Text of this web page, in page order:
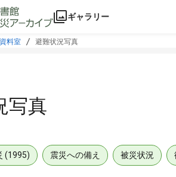
ギャラリー
料室 避難状況写真
写真
(1995) 震災への備え 被災状況